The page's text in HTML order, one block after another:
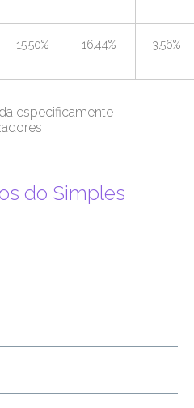
15,50% 16,44% 3,56%
especificamente
do Simples